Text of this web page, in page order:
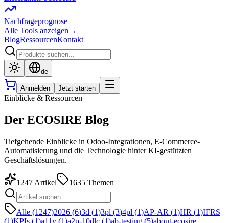
Nachfrageprognose
Alle Tools anzeigen →
BlogRessourcenKontakt
de
Anmelden Jetzt starten
Einblicke & Ressourcen
Der ECOSIRE Blog
Tiefgehende Einblicke in Odoo-Integrationen, E-Commerce-
Automatisierung und die Technologie hinter KI-gestützten
Geschäftslösungen.
1247 Artikel 1635 Themen
Alle (1247)2026 (6)3d (1)3pl (3)4pl (1)AP-AR (1)HR (1)IFRS
(1)KPIs (1)a11y (1)a2p-10dlc (1)ab-testing (5)about-ecosire